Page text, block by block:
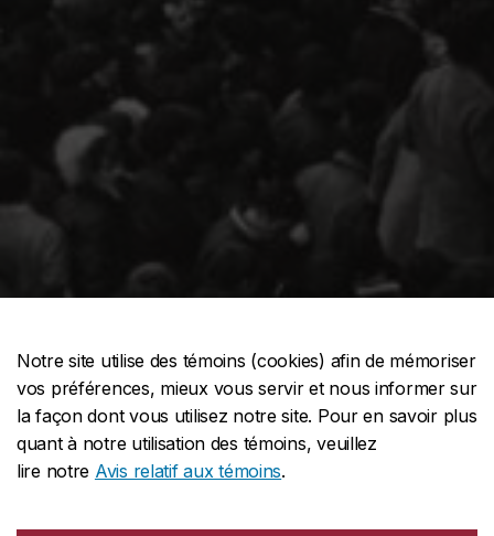
Notre site utilise des témoins (cookies) afin de mémoriser
vos préférences, mieux vous servir et nous informer sur
la façon dont vous utilisez notre site. Pour en savoir plus
quant à notre utilisation des témoins, veuillez
lire notre Avis relatif aux témoins.